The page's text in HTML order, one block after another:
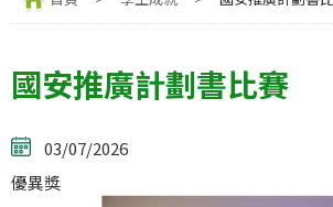
國安推廣計劃書比賽
03/07/2026
優異獎